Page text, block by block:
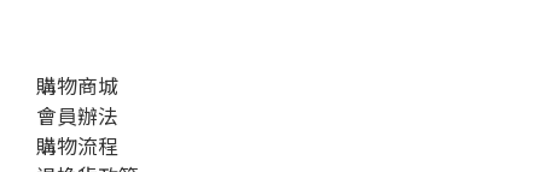
購物商城
會員辦法
購物流程